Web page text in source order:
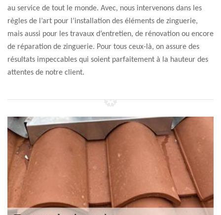
au service de tout le monde. Avec, nous intervenons dans les
règles de l’art pour l’installation des éléments de zinguerie,
mais aussi pour les travaux d’entretien, de rénovation ou encore
de réparation de zinguerie. Pour tous ceux-là, on assure des
résultats impeccables qui soient parfaitement à la hauteur des
attentes de notre client.